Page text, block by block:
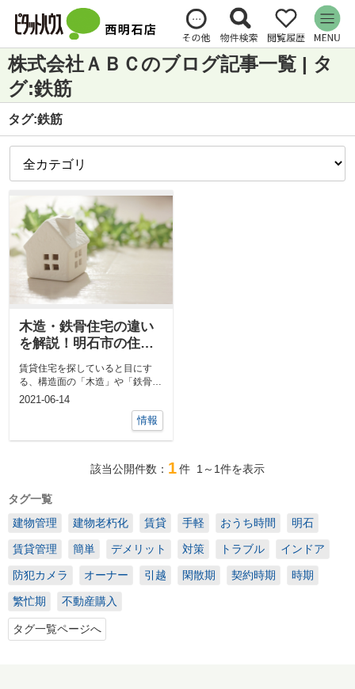
株式会社ＡＢＣのブログ記事一覧 | タ
グ:鉄筋
タグ:鉄筋
木造・鉄骨住宅の違い
を解説！明石市の住ま
メ？
賃貸住宅を探していると目にす
る、構造面の「木造」や「鉄骨
造」といった文字。なんとなくの
2021-06-14
情報
該当公開件数： 1件 1～1件を表示
タグ一覧
建物管理
建物老朽化 賃貸 手軽 おうち時間 明石
賃貸管理 簡単 デメリット 対策 トラブル インドア
防犯カメラ オーナー 引越 閑散期 契約時期 時期
繁忙期 不動産購入
タグ一覧ページへ